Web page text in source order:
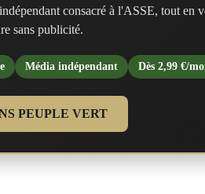
consacré à l'ASSE, tout en
sans publicité.
Média indépendant Dès 2,99 €/
PEUPLE VERT